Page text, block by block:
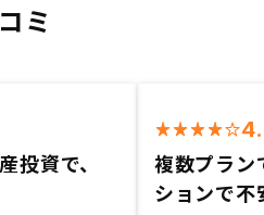
ミ
投資で、
複数プラン
ションで不